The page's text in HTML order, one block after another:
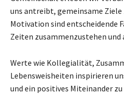
uns antreibt, gemeinsame Ziele
Motivation sind entscheidende
Zeiten zusammenzustehen
Werte wie Kollegialität,
Lebensweisheiten inspirieren
und ein positives Miteinander